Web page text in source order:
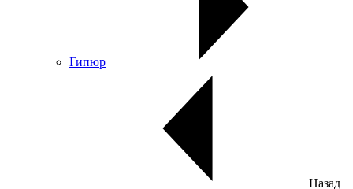
Гипюр
Назад